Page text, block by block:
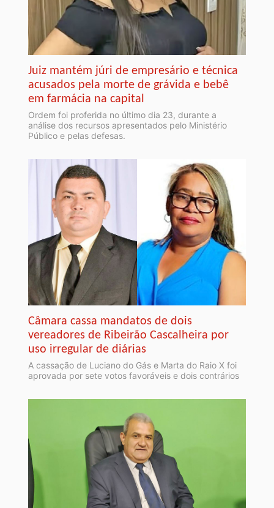
Juiz mantém júri de empresário e técnica
acusados pela morte de grávida e bebê
em farmácia na capital
Ordem foi proferida no último dia 23, durante a
análise dos recursos apresentados pelo Ministério
Público e pelas defesas.
Câmara cassa mandatos de dois
vereadores de Ribeirão Cascalheira por
uso irregular de diárias
A cassação de Luciano do Gás e Marta do Raio X foi
aprovada por sete votos favoráveis e dois contrários